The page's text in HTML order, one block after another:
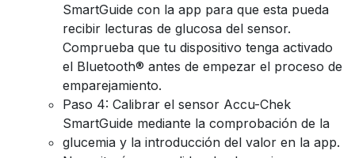
SmartGuide con la app para que esta pueda
recibir lecturas de glucosa del sensor.
Comprueba que tu dispositivo tenga activado
el Bluetooth® antes de empezar el proceso de
emparejamiento.
Paso 4: Calibrar el sensor Accu-Chek
SmartGuide mediante la comprobación de la
glucemia y la introducción del valor en la app.